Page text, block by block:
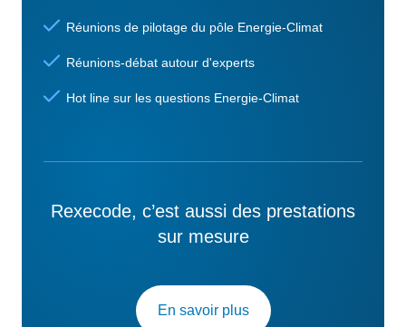
Réunions de pilotage du pôle Energie-Climat
Réunions-débat autour d'experts
Hot line sur les questions Energie-Climat
Rexecode, c’est aussi des prestations
sur mesure
En savoir plus